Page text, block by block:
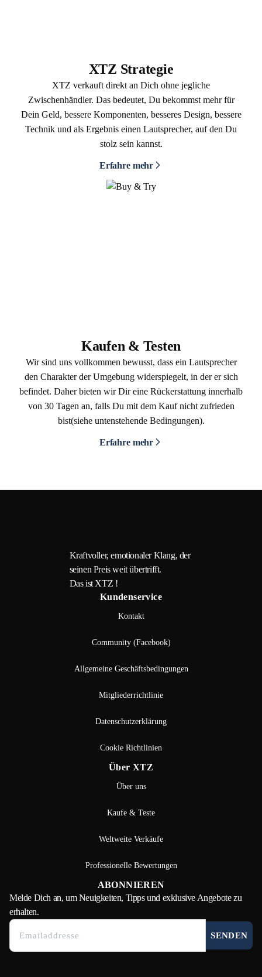
XTZ Strategie
XTZ verkauft direkt an Dich ohne jegliche
Zwischenhändler. Das bedeutet, Du bekommst mehr für
Dein Geld, bessere Komponenten, besseres Design, bessere
Technik und als Ergebnis einen Lautsprecher, auf den Du
stolz sein kannst.
Erfahre mehr
Kaufen & Testen
Wir sind uns vollkommen bewusst, dass ein Lautsprecher
den Charakter der Umgebung widerspiegelt, in der er sich
befindet. Daher bieten wir Dir eine Rückerstattung innerhalb
von 30 Tagen an, falls Du mit dem Kauf nicht zufrieden
bist(siehe untenstehende Bedingungen).
Erfahre mehr
Kraftvoller, emotionaler Klang, der
seinen Preis weit übertrifft.
Das ist XTZ !
Kundenservice
Kontakt
Community (Facebook)
Allgemeine Geschäftsbedingungen
Mitgliederrichtlinie
Datenschutzerklärung
Cookie Richtlinien
Über XTZ
Über uns
Kaufe & Teste
Weltweite Verkäufe
Professionelle Bewertungen
ABONNIEREN
Melde Dich an, um Neuigkeiten, Tipps und exklusive Angebote zu
erhalten.
SENDEN